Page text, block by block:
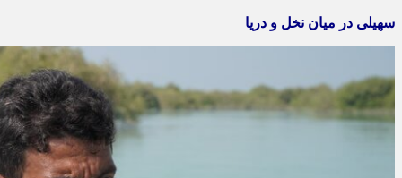
سهیلی در میان نخل و دریا